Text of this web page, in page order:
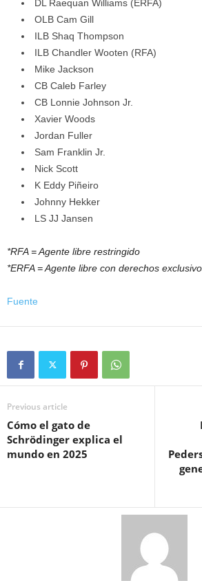
DL Raequan Williams (ERFA)
OLB Cam Gill
ILB Shaq Thompson
ILB Chandler Wooten (RFA)
Mike Jackson
CB Caleb Farley
CB Lonnie Johnson Jr.
Xavier Woods
Jordan Fuller
Sam Franklin Jr.
Nick Scott
K Eddy Piñeiro
Johnny Hekker
LS JJ Jansen
*RFA = Agente libre restringido
*ERFA = Agente libre con derechos
Fuente
Previous article
Cómo el gato de
Schrödinger explica el
mundo en 2025